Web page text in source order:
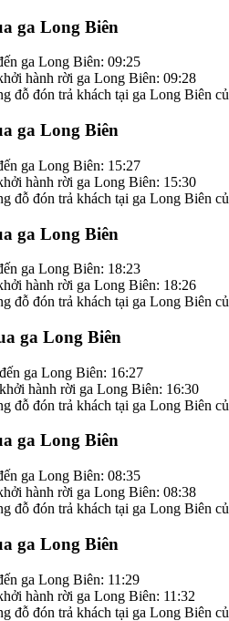
ga Long Biên
ga Long Biên: 09:25
hành rời ga Long Biên: 09:28
đỗ đón trả khách tại ga Long Biên
ga Long Biên
ga Long Biên: 15:27
hành rời ga Long Biên: 15:30
đỗ đón trả khách tại ga Long Biên
ga Long Biên
ga Long Biên: 18:23
hành rời ga Long Biên: 18:26
đỗ đón trả khách tại ga Long Biên
ga Long Biên
ga Long Biên: 16:27
hành rời ga Long Biên: 16:30
đỗ đón trả khách tại ga Long Biên
ga Long Biên
ga Long Biên: 08:35
hành rời ga Long Biên: 08:38
đỗ đón trả khách tại ga Long Biên
ga Long Biên
ga Long Biên: 11:29
hành rời ga Long Biên: 11:32
đỗ đón trả khách tại ga Long Biên